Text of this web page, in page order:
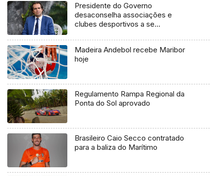
Presidente do Governo
desaconselha associações e
clubes desportivos a se
participar em provas nacionais.
(Vídeo)
Madeira Andebol recebe Maribor
hoje
Regulamento Rampa Regional da
Ponta do Sol aprovado
Brasileiro Caio Secco contratado
para a baliza do Marítimo